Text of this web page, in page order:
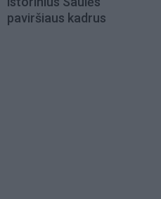
paviršiaus kadrus